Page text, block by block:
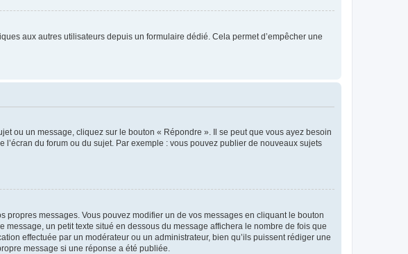
aux autres utilisateurs depuis un formulaire dédié. Cela permet d’empêcher une
ou un message, cliquez sur le bouton « Répondre ». Il se peut que vous ayez besoin
du forum ou du sujet. Par exemple : vous pouvez publier de nouveaux sujets
messages. Vous pouvez modifier un de vos messages en cliquant le bouton
un petit texte situé en dessous du message affichera le nombre de fois que
effectuée par un modérateur ou un administrateur, bien qu’ils puissent rédiger une
message si une réponse a été publiée.